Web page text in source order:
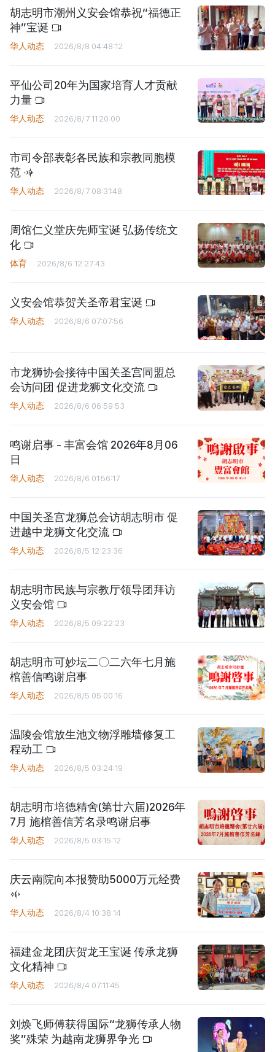
胡志明市潮州义安会馆恭祝“福德正
神”宝诞
华人动态 2026/8/8 04:48:12
平仙公司20年为国家培育人才贡献
力量
华人动态 2026/8/7 11:20:00
市司令部表彰各民族和宗教同胞模
范
华人动态 2026/8/7 08:31:48
周馆仁义堂庆先师宝诞 弘扬传统文
化
体育 2026/8/6 12:27:43
义安会馆恭贺关圣帝君宝诞
华人动态 2026/8/6 07:07:56
市龙狮协会接待中国关圣宫同盟总
会访问团 促进龙狮文化交流
华人动态 2026/8/6 06:59:53
鸣谢启事 - 丰富会馆 2026年8月06
日
华人动态 2026/8/6 01:56:17
中国关圣宫龙狮总会访胡志明市 促
进越中龙狮文化交流
华人动态 2026/8/5 12:23:36
胡志明市民族与宗教厅领导团拜访
义安会馆
华人动态 2026/8/5 09:22:23
胡志明市可妙坛二〇二六年七月施
棺善信鸣谢启事
华人动态 2026/8/5 05:00:16
温陵会馆放生池文物浮雕墙修复工
程动工
华人动态 2026/8/5 03:24:19
胡志明市培德精舍(第廿六届)2026年
7月 施棺善信芳名录鸣谢启事
华人动态 2026/8/5 03:15:12
庆云南院向本报赞助5000万元经费
华人动态 2026/8/4 10:38:14
福建金龙团庆贺龙王宝诞 传承龙狮
文化精神
华人动态 2026/8/4 07:11:45
刘焕飞师傅获得国际“龙狮传承人物
奖”殊荣 为越南龙狮界争光